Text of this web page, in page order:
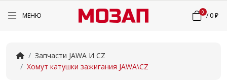
МЕНЮ 0 /0 ₽
Запчасти JAWA И CZ
Хомут катушки зажигания JAWA\CZ